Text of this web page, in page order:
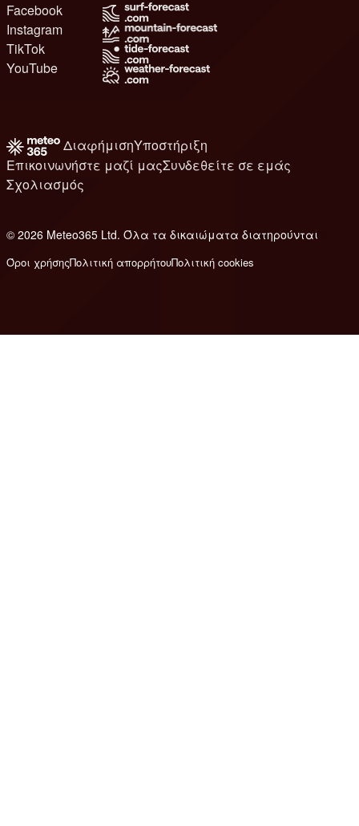
Facebook
Instagram
TikTok
YouTube
ΔιαφήμισηΥποστήριξη
Επικοινωνήστε μαζί μαςΣυνδεθείτε σε εμάς
Σχολιασμός
© 2026 Meteo365 Ltd. Όλα τα δικαιώματα διατηρούνται
Όροι χρήσηςΠολιτική απορρήτουΠολιτική cookies